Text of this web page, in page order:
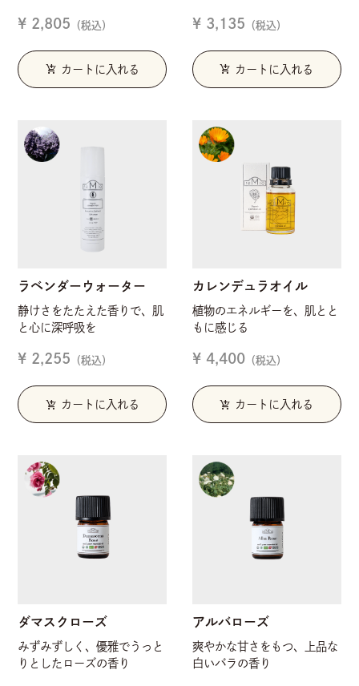
¥ 2,805 （税込）
add_shopping_cart カートに入れる
¥ 3,135 （税込）
add_shopping_cart カートに入れる
ラベンダーウォーター
静けさをたたえた香りで、肌
と心に深呼吸を
¥ 2,255 （税込）
add_shopping_cart カートに入れる
カレンデュラオイル
植物のエネルギーを、肌とと
もに感じる
¥ 4,400 （税込）
add_shopping_cart カートに入れる
ダマスクローズ
みずみずしく、優雅でうっと
りとしたローズの香り
アルバローズ
爽やかな甘さをもつ、上品な
白いバラの香り